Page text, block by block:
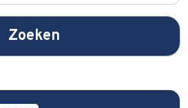
Zoeken